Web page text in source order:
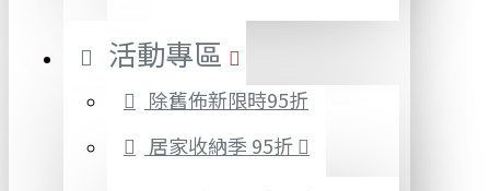
活動專區
除舊佈新限時95折
居家收納季 95折